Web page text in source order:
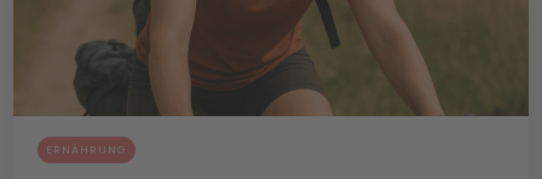
ERNÄHRUNG